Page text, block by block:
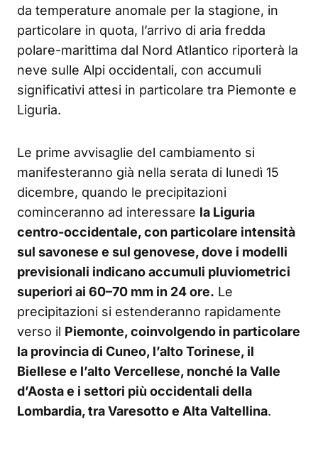
da temperature anomale per la stagione, in
particolare in quota, l’arrivo di aria fredda
polare-marittima dal Nord Atlantico riporterà la
neve sulle Alpi occidentali, con accumuli
significativi attesi in particolare tra Piemonte e
Liguria.
Le prime avvisaglie del cambiamento si
manifesteranno già nella serata di lunedì 15
dicembre, quando le precipitazioni
cominceranno ad interessare la Liguria
centro-occidentale, con particolare intensità
sul savonese e sul genovese, dove i modelli
previsionali indicano accumuli pluviometrici
superiori ai 60–70 mm in 24 ore. Le
precipitazioni si estenderanno rapidamente
verso il Piemonte, coinvolgendo in particolare
la provincia di Cuneo, l’alto Torinese, il
Biellese e l’alto Vercellese, nonché la Valle
d’Aosta e i settori più occidentali della
Lombardia, tra Varesotto e Alta Valtellina.